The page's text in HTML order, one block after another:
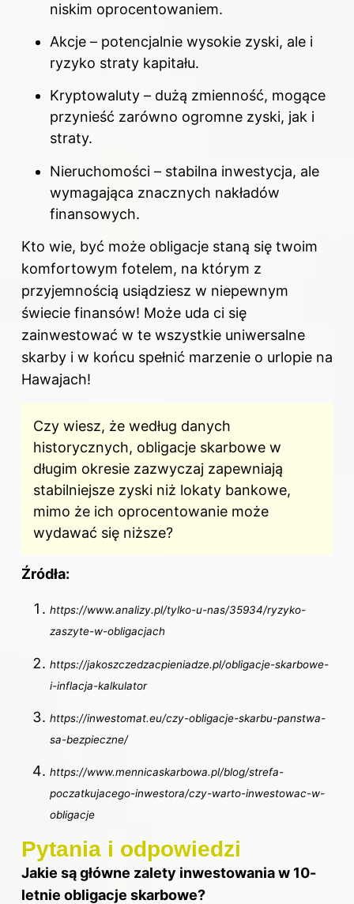
niskim oprocentowaniem.
Akcje – potencjalnie wysokie zyski, ale i
ryzyko straty kapitału.
Kryptowaluty – dużą zmienność, mogące
przynieść zarówno ogromne zyski, jak i
straty.
Nieruchomości – stabilna inwestycja, ale
wymagająca znacznych nakładów
finansowych.
Kto wie, być może obligacje staną się twoim
komfortowym fotelem, na którym z
przyjemnością usiądziesz w niepewnym
świecie finansów! Może uda ci się
zainwestować w te wszystkie uniwersalne
skarby i w końcu spełnić marzenie o urlopie na
Hawajach!
Czy wiesz, że według danych
historycznych, obligacje skarbowe w
długim okresie zazwyczaj zapewniają
stabilniejsze zyski niż lokaty bankowe,
mimo że ich oprocentowanie może
wydawać się niższe?
Źródła:
https://www.analizy.pl/tylko-u-nas/35934/ryzyko-
zaszyte-w-obligacjach
https://jakoszczedzacpieniadze.pl/obligacje-skarbowe-
i-inflacja-kalkulator
https://inwestomat.eu/czy-obligacje-skarbu-panstwa-
sa-bezpieczne/
https://www.mennicaskarbowa.pl/blog/strefa-
poczatkujacego-inwestora/czy-warto-inwestowac-w-
obligacje
Pytania i odpowiedzi
Jakie są główne zalety inwestowania w 10-
letnie obligacje skarbowe?